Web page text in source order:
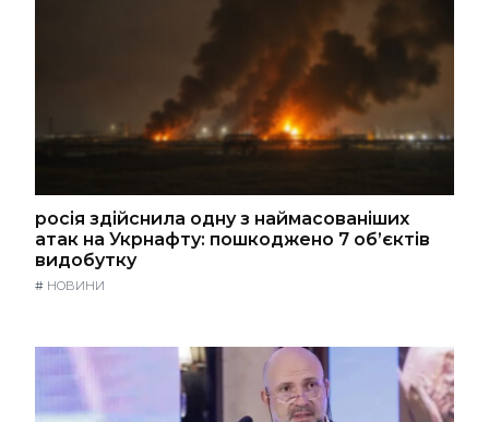
росія здійснила одну з наймасованіших
атак на Укрнафту: пошкоджено 7 об’єктів
видобутку
# НОВИНИ